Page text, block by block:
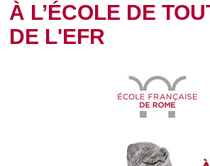
À L’ÉCOLE DE
DE L'EFR